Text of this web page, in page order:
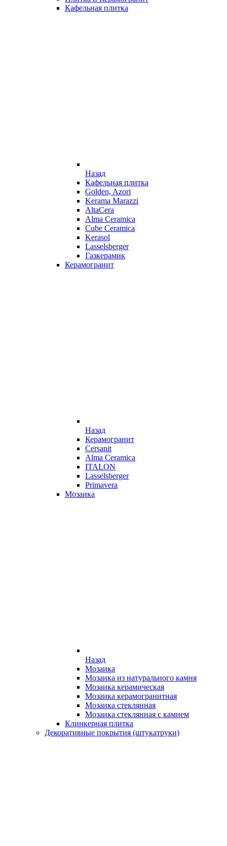
Кафельная плитка
Назад
Кафельная плитка
Golden, Azori
Kerama Marazzi
AltaCera
Alma Ceramica
Cube Ceramica
Kerasol
Lasselsberger
Газкерамик
Керамогранит
Назад
Керамогранит
Cersanit
Alma Ceramica
ITALON
Lasselsberger
Primavera
Мозаика
Назад
Мозаика
Мозаика из натурального камня
Мозаика керамическая
Мозаика керамогранитная
Мозаика стеклянная
Мозаика стеклянная с камнем
Клинкерная плитка
Декоративные покрытия (штукатруки)